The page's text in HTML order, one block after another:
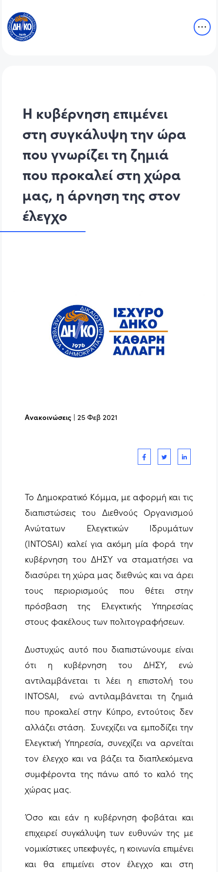
Η κυβέρνηση επιμένει
στη συγκάλυψη την ώρα
που γνωρίζει τη ζημιά
που προκαλεί στη χώρα
μας, η άρνηση της στον
έλεγχο
Ανακοινώσεις |25 Φεβ 2021
Το Δημοκρατικό Κόμμα, με αφορμή και τις
διαπιστώσεις του Διεθνούς Οργανισμού
Ανώτατων Ελεγκτικών Ιδρυμάτων
(ΙNTOSAI) καλεί για ακόμη μία φορά την
κυβέρνηση του ΔΗΣΥ να σταματήσει να
διασύρει τη χώρα μας διεθνώς και να άρει
τους περιορισμούς που θέτει στην
πρόσβαση της Ελεγκτικής Υπηρεσίας
στους φακέλους των πολιτογραφήσεων.
Δυστυχώς αυτό που διαπιστώνουμε είναι
ότι η κυβέρνηση του ΔΗΣΥ, ενώ
αντιλαμβάνεται τι λέει η επιστολή του
INTOSAI, ενώ αντιλαμβάνεται τη ζημιά
που προκαλεί στην Κύπρο, εντούτοις δεν
αλλάζει στάση. Συνεχίζει να εμποδίζει την
Ελεγκτική Υπηρεσία, συνεχίζει να αρνείται
τον έλεγχο και να βάζει τα διαπλεκόμενα
συμφέροντα της πάνω από το καλό της
χώρας μας.
Όσο και εάν η κυβέρνηση φοβάται και
επιχειρεί συγκάλυψη των ευθυνών της με
νομικίστικες υπεκφυγές, η κοινωνία επιμένει
και θα επιμείνει στον έλεγχο και στη